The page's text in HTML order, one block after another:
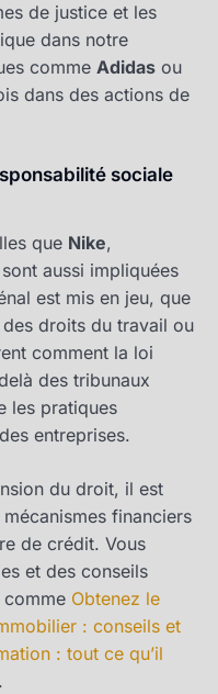
de justice et les
dans notre
comme Adidas ou
dans des actions de
sociale
que Nike,
sont aussi impliquées
est mis en jeu, que
droits du travail ou
comment la loi
des tribunaux
les pratiques
entreprises.
du droit, il est
financiers
de crédit. Vous
et des conseils
comme Obtenez le
: conseils et
: tout ce qu’il